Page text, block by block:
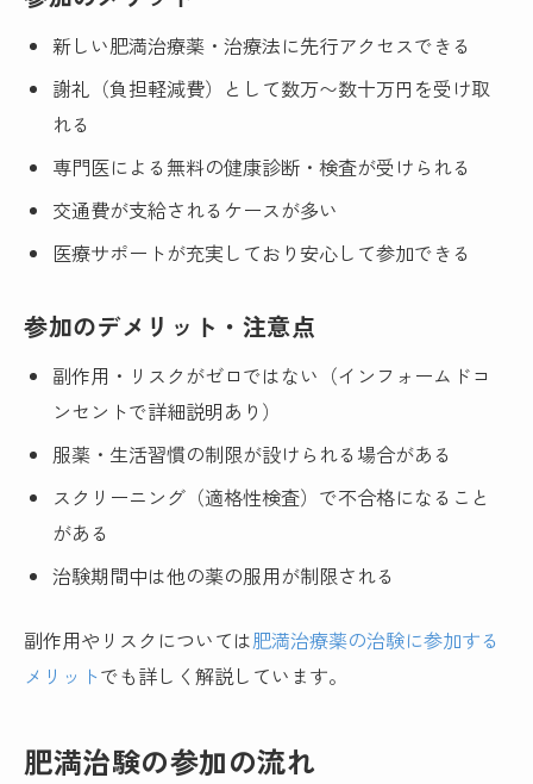
新しい肥満治療薬・治療法に先行アクセスできる
謝礼（負担軽減費）として数万〜数十万円を受け取
れる
専門医による無料の健康診断・検査が受けられる
交通費が支給されるケースが多い
医療サポートが充実しており安心して参加できる
参加のデメリット・注意点
副作用・リスクがゼロではない（インフォームドコ
ンセントで詳細説明あり）
服薬・生活習慣の制限が設けられる場合がある
スクリーニング（適格性検査）で不合格になること
がある
治験期間中は他の薬の服用が制限される
副作用やリスクについては肥満治療薬の治験に参加する
メリットでも詳しく解説しています。
肥満治験の参加の流れ